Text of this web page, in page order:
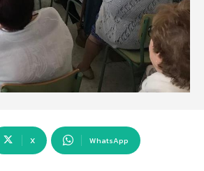
X WhatsApp